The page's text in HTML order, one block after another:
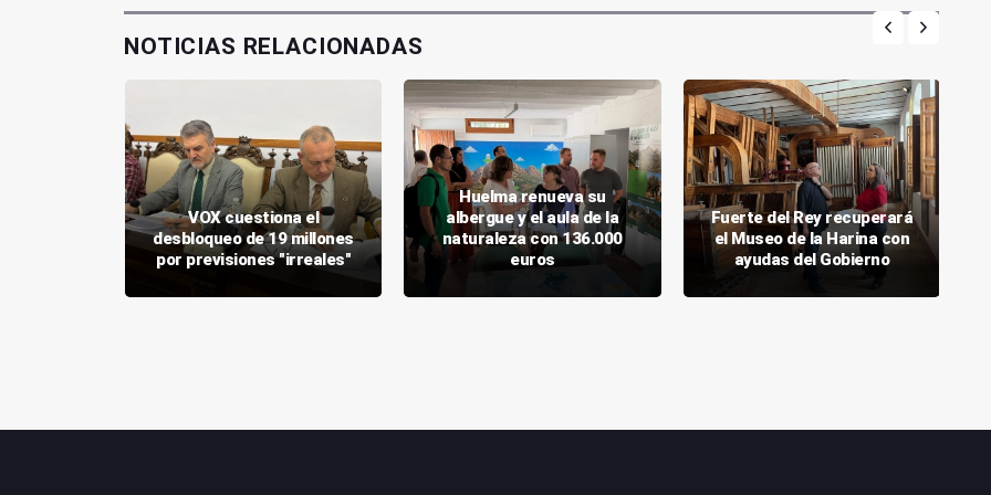
NOTICIAS RELACIONADAS
VOX cuestiona el
desbloqueo de 19 millones
por previsiones "irreales"
Huelma renueva su
albergue y el aula de la
naturaleza con 136.000
euros
Fuerte del Rey recuperará
el Museo de la Harina con
ayudas del Gobierno